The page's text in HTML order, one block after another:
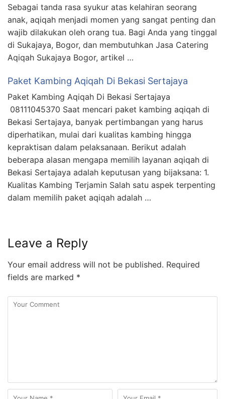
Sebagai tanda rasa syukur atas kelahiran seorang
anak, aqiqah menjadi momen yang sangat penting dan
wajib dilakukan oleh orang tua. Bagi Anda yang tinggal
di Sukajaya, Bogor, dan membutuhkan Jasa Catering
Aqiqah Sukajaya Bogor, artikel …
Paket Kambing Aqiqah Di Bekasi Sertajaya
Paket Kambing Aqiqah Di Bekasi Sertajaya
08111045370 Saat mencari paket kambing aqiqah di
Bekasi Sertajaya, banyak pertimbangan yang harus
diperhatikan, mulai dari kualitas kambing hingga
kepraktisan dalam pelaksanaan. Berikut adalah
beberapa alasan mengapa memilih layanan aqiqah di
Bekasi Sertajaya adalah keputusan yang bijaksana: 1.
Kualitas Kambing Terjamin Salah satu aspek terpenting
dalam memilih paket aqiqah adalah …
Leave a Reply
Your email address will not be published. Required
fields are marked *